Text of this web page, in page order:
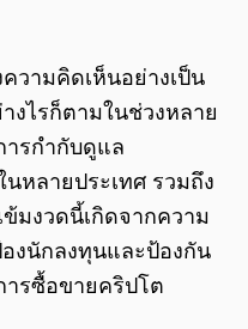
วามคิดเห็นอย่างเป็น
งไรก็ตามในช่วงหลาย
ารกำกับดูแล
หลายประเทศ รวมถึง
ข้มงวดนี้เกิดจากความ
งนักลงทุนและป้องกัน
รซื้อขายคริปโต